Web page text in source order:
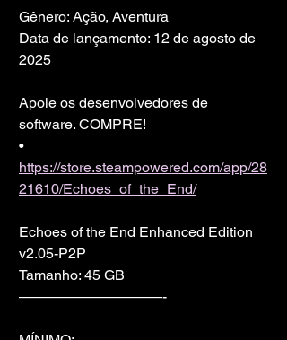
Gênero: Ação, Aventura
Data de lançamento: 12 de agosto de
2025
Apoie os desenvolvedores de
software. COMPRE!
•
https://store.steampowered.com/app/28
21610/Echoes_of_the_End/
Echoes of the End Enhanced Edition
v2.05-P2P
Tamanho: 45 GB
——————————-